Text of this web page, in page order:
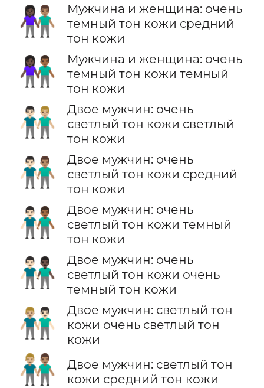
👩🏿‍🤝‍👨🏽
Мужчина и женщина: очень
темный тон кожи средний
тон кожи
👩🏿‍🤝‍👨🏾
Мужчина и женщина: очень
темный тон кожи темный
тон кожи
👨🏻‍🤝‍👨🏼
Двое мужчин: очень
светлый тон кожи светлый
тон кожи
👨🏻‍🤝‍👨🏽
Двое мужчин: очень
светлый тон кожи средний
тон кожи
👨🏻‍🤝‍👨🏾
Двое мужчин: очень
светлый тон кожи темный
тон кожи
👨🏻‍🤝‍👨🏿
Двое мужчин: очень
светлый тон кожи очень
темный тон кожи
👨🏼‍🤝‍👨🏻
Двое мужчин: светлый тон
кожи очень светлый тон
кожи
👨🏼‍🤝‍👨🏽
Двое мужчин: светлый тон
кожи средний тон кожи